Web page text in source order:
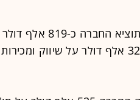
אם הסכום המינימלי של 5 מיליון דולר